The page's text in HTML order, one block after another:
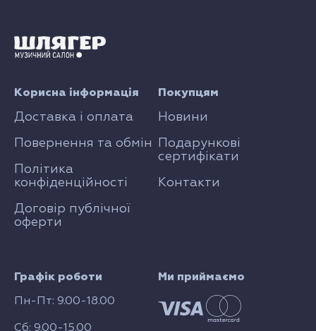
Графік роботи
Пн-Пт: 9.00-18.00
Сб: 9.00-15.00
Покупцям
Новини
Подарункові
сертифікати
Контакти
Корисна інформація
Доставка і оплата
Повернення та обмін
Політика
конфіденційності
Договір публічної
оферти
Ми приймаємо